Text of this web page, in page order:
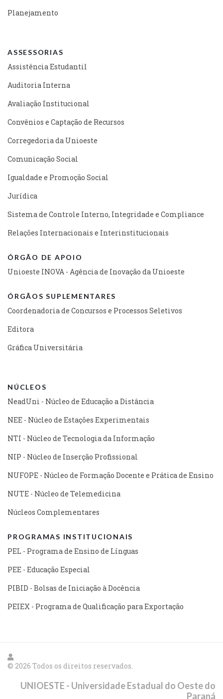
Planejamento
ASSESSORIAS
Assistência Estudantil
Auditoria Interna
Avaliação Institucional
Convênios e Captação de Recursos
Corregedoria da Unioeste
Comunicação Social
Igualdade e Promoção Social
Jurídica
Sistema de Controle Interno, Integridade e Compliance
Relações Internacionais e Interinstitucionais
ÓRGÃO DE APOIO
Unioeste INOVA - Agência de Inovação da Unioeste
ÓRGÃOS SUPLEMENTARES
Coordenadoria de Concursos e Processos Seletivos
Editora
Gráfica Universitária
NÚCLEOS
NeadUni - Núcleo de Educação a Distância
NEE - Núcleo de Estações Experimentais
NTI - Núcleo de Tecnologia da Informação
NIP - Núcleo de Inserção Profissional
NUFOPE - Núcleo de Formação Docente e Prática de Ensino
NUTE - Núcleo de Telemedicina
Núcleos Complementares
PROGRAMAS INSTITUCIONAIS
PEL - Programa de Ensino de Línguas
PEE - Educação Especial
PIBID - Bolsas de Iniciação à Docência
PEIEX - Programa de Qualificação para Exportação
© 2026 Todos os direitos reservados.
UNIOESTE - Universidade Estadual do Oeste do
Paraná